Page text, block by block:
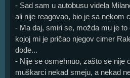
- Sad sam u autobusu videla
ali nije reagovao, bio je sa nekom
- Ma daj, smiri se, možda mu je
kojoj mi je pričao njegov cimer
dođe...
- Nije se osmehnuo, zašto se nije
muškarci nekad smeju, a nekad